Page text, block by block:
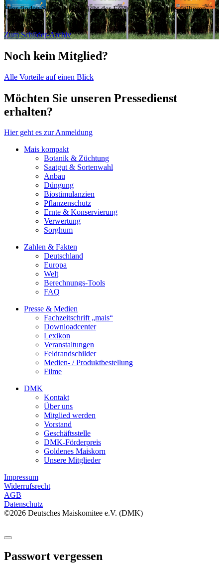
Hier finden Sie eine Übersicht der Feldrandschilder aus früheren
Jahren.
Zum Schilder-Archiv
Noch kein Mitglied?
Alle Vorteile auf einen Blick
Möchten Sie unseren Pressedienst
erhalten?
Hier geht es zur Anmeldung
Mais kompakt
Botanik & Züchtung
Saatgut & Sortenwahl
Anbau
Düngung
Biostimulanzien
Pflanzenschutz
Ernte & Konservierung
Verwertung
Sorghum
Zahlen & Fakten
Deutschland
Europa
Welt
Berechnungs-Tools
FAQ
Presse & Medien
Fachzeitschrift „mais“
Downloadcenter
Lexikon
Veranstaltungen
Feldrandschilder
Medien- / Produktbestellung
Filme
DMK
Kontakt
Über uns
Mitglied werden
Vorstand
Geschäftsstelle
DMK-Förderpreis
Goldenes Maiskorn
Unsere Mitglieder
Impressum
Widerrufsrecht
AGB
Datenschutz
©2026 Deutsches Maiskomitee e.V. (DMK)
Passwort vergessen